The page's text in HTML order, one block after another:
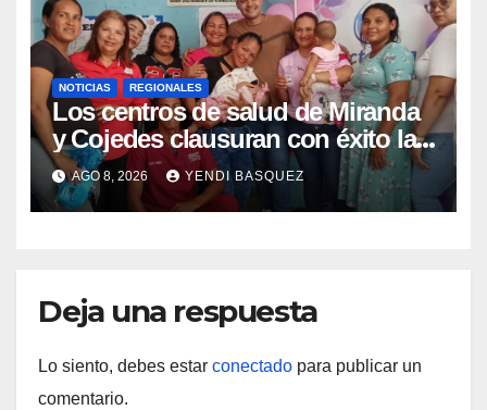
NOTICIAS REGIONALES
Los centros de salud de Miranda
y Cojedes clausuran con éxito la
Semana Mundial de la Lactancia
Materna
AGO 8, 2026 YENDI BASQUEZ
Deja una respuesta
Lo siento, debes estar conectado para publicar un
comentario.